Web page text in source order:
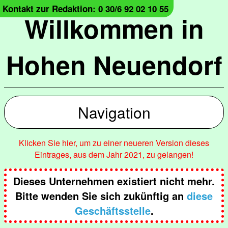
Willkommen in
Hohen Neuendorf
Kontakt zur Redaktion: 0 30/6 92 02 10 55
Navigation
Klicken Sie hier, um zu einer neueren Version dieses
Eintrages, aus dem Jahr 2021, zu gelangen!
Dieses Unternehmen existiert nicht mehr.
Bitte wenden Sie sich zukünftig an diese
Geschäftsstelle.